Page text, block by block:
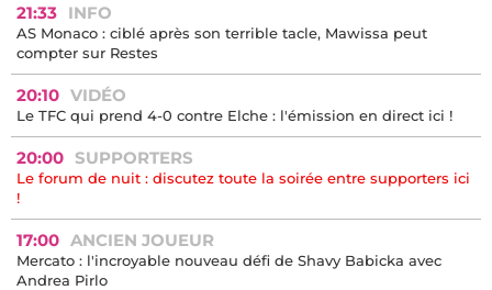
21:33 INFO
AS Monaco : ciblé après son terrible tacle, Mawissa peut
compter sur Restes
20:10 VIDÉO
Le TFC qui prend 4-0 contre Elche : l'émission en direct ici !
20:00 SUPPORTERS
Le forum de nuit : discutez toute la soirée entre supporters ici
!
17:00 ANCIEN JOUEUR
Mercato : l'incroyable nouveau défi de Shavy Babicka avec
Andrea Pirlo